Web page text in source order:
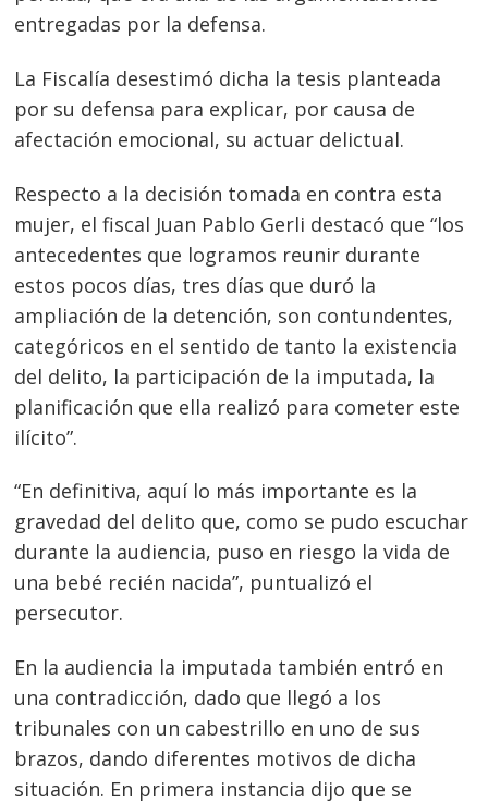
entregadas por la defensa.
La Fiscalía desestimó dicha la tesis planteada
por su defensa para explicar, por causa de
afectación emocional, su actuar delictual.
Respecto a la decisión tomada en contra esta
mujer, el fiscal Juan Pablo Gerli destacó que “los
antecedentes que logramos reunir durante
estos pocos días, tres días que duró la
ampliación de la detención, son contundentes,
categóricos en el sentido de tanto la existencia
del delito, la participación de la imputada, la
planificación que ella realizó para cometer este
ilícito”.
“En definitiva, aquí lo más importante es la
gravedad del delito que, como se pudo escuchar
durante la audiencia, puso en riesgo la vida de
una bebé recién nacida”, puntualizó el
persecutor.
En la audiencia la imputada también entró en
una contradicción, dado que llegó a los
tribunales con un cabestrillo en uno de sus
brazos, dando diferentes motivos de dicha
situación. En primera instancia dijo que se